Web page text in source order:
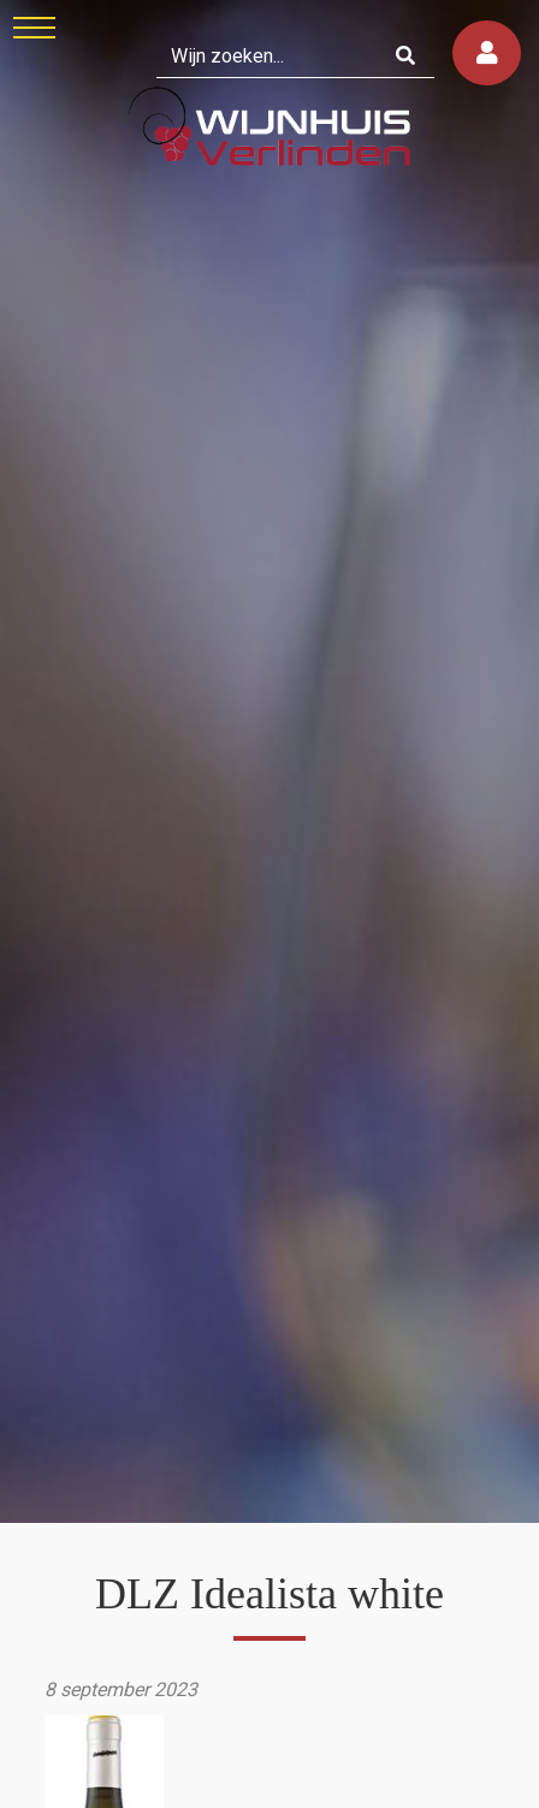
DLZ Idealista white
8 september 2023